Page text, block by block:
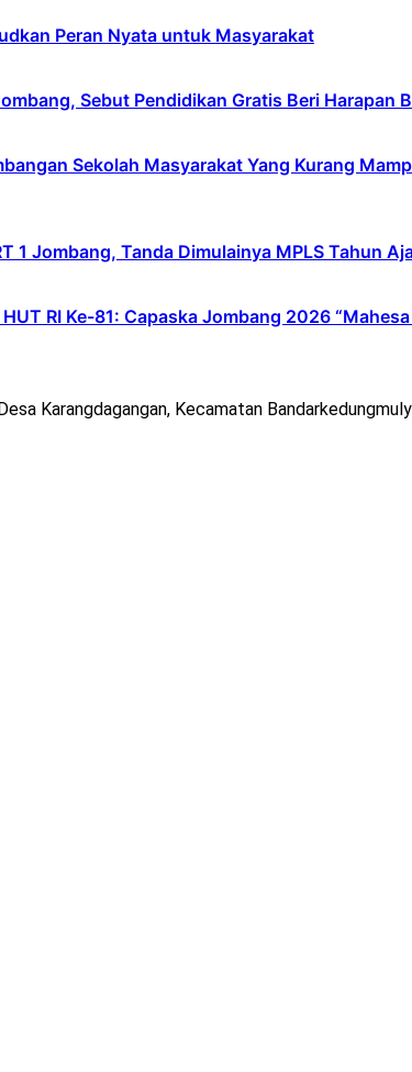
Peran Nyata untuk Masyarakat
Sebut Pendidikan Gratis Beri Harapan
Sekolah Masyarakat Yang Kurang
1 Jombang, Tanda Dimulainya MPLS Tahun
RI Ke-81: Capaska Jombang 2026 “Mahesa
Karangdagangan, Kecamatan